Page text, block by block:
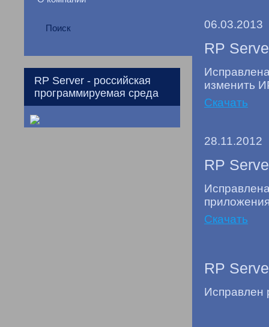
06.03.2013
RP
изменить
Скачать
28.11.2012
RP
Скачать
RP
Исправлен
RP Server - российская
программируемая среда